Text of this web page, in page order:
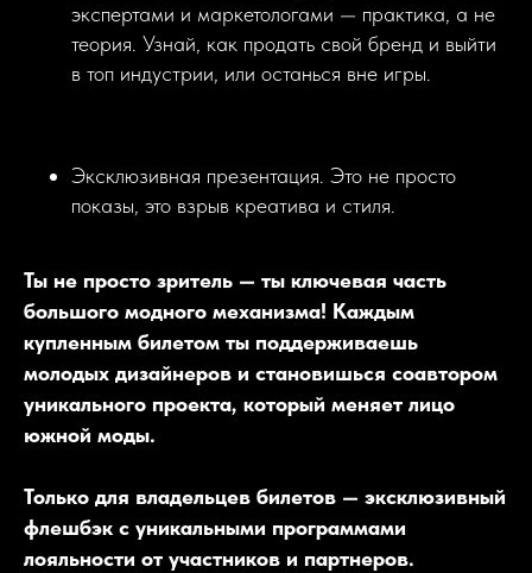
экспертами и маркетологами — практика, а не
теория. Узнай, как продать свой бренд и выйти
в топ индустрии, или останься вне игры.
Эксклюзивная презентация. Это не просто
показы, это взрыв креатива и стиля.
Ты не просто зритель — ты ключевая часть
большого модного механизма! Каждым
купленным билетом ты поддерживаешь
молодых дизайнеров и становишься соавтором
уникального проекта, который меняет лицо
южной моды.
Только для владельцев билетов — эксклюзивный
флешбэк с уникальными программами
лояльности от участников и партнеров.